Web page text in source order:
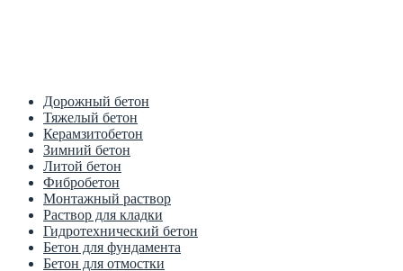
Дорожный бетон
Тяжелый бетон
Керамзитобетон
Зимний бетон
Литой бетон
Фибробетон
Монтажный раствор
Раствор для кладки
Гидротехнический бетон
Бетон для фундамента
Бетон для отмостки